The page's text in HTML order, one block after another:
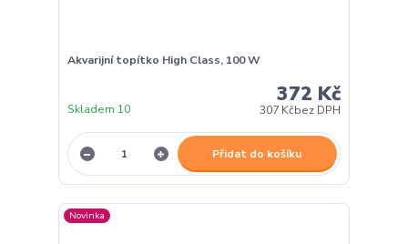
Akvarijní topítko High Class, 100 W
372 Kč
307 Kčbez DPH
Skladem 10
Přidat do košíku
Novinka